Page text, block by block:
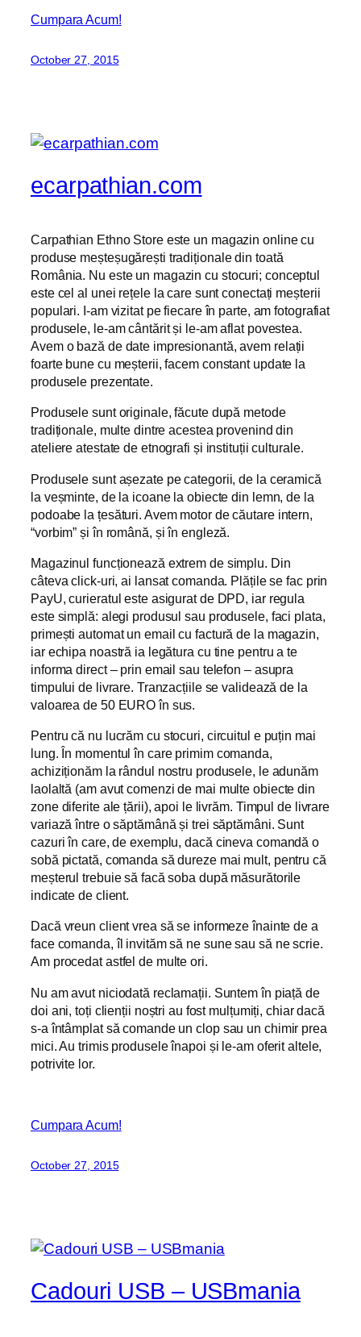
Cumpara Acum!
October 27, 2015
ecarpathian.com
Carpathian Ethno Store este un magazin online cu
produse meșteșugărești tradiționale din toată
România. Nu este un magazin cu stocuri; conceptul
este cel al unei rețele la care sunt conectați meșterii
populari. I-am vizitat pe fiecare în parte, am fotografiat
produsele, le-am cântărit și le-am aflat povestea.
Avem o bază de date impresionantă, avem relații
foarte bune cu meșterii, facem constant update la
produsele prezentate.
Produsele sunt originale, făcute după metode
tradiționale, multe dintre acestea provenind din
ateliere atestate de etnografi și instituții culturale.
Produsele sunt așezate pe categorii, de la ceramică
la veșminte, de la icoane la obiecte din lemn, de la
podoabe la țesături. Avem motor de căutare intern,
“vorbim” și în română, și în engleză.
Magazinul funcționează extrem de simplu. Din
câteva click-uri, ai lansat comanda. Plățile se fac prin
PayU, curieratul este asigurat de DPD, iar regula
este simplă: alegi produsul sau produsele, faci plata,
primești automat un email cu factură de la magazin,
iar echipa noastră ia legătura cu tine pentru a te
informa direct – prin email sau telefon – asupra
timpului de livrare. Tranzacțiile se validează de la
valoarea de 50 EURO în sus.
Pentru că nu lucrăm cu stocuri, circuitul e puțin mai
lung. În momentul în care primim comanda,
achiziționăm la rândul nostru produsele, le adunăm
laolaltă (am avut comenzi de mai multe obiecte din
zone diferite ale țării), apoi le livrăm. Timpul de livrare
variază între o săptămână și trei săptămâni. Sunt
cazuri în care, de exemplu, dacă cineva comandă o
sobă pictată, comanda să dureze mai mult, pentru că
meșterul trebuie să facă soba după măsurătorile
indicate de client.
Dacă vreun client vrea să se informeze înainte de a
face comanda, îl invităm să ne sune sau să ne scrie.
Am procedat astfel de multe ori.
Nu am avut niciodată reclamații. Suntem în piață de
doi ani, toți clienții noștri au fost mulțumiți, chiar dacă
s-a întâmplat să comande un clop sau un chimir prea
mici. Au trimis produsele înapoi și le-am oferit altele,
potrivite lor.
Cumpara Acum!
October 27, 2015
Cadouri USB – USBmania